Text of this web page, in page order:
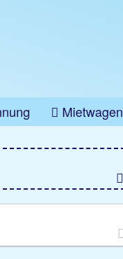
Mietwagen